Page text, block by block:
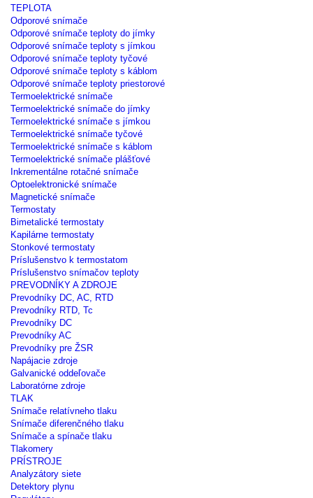
TEPLOTA
Odporové snímače
Odporové snímače teploty do jímky
Odporové snímače teploty s jímkou
Odporové snímače teploty tyčové
Odporové snímače teploty s káblom
Odporové snímače teploty priestorové
Termoelektrické snímače
Termoelektrické snímače do jímky
Termoelektrické snímače s jímkou
Termoelektrické snímače tyčové
Termoelektrické snímače s káblom
Termoelektrické snímače plášťové
Inkrementálne rotačné snímače
Optoelektronické snímače
Magnetické snímače
Termostaty
Bimetalické termostaty
Kapilárne termostaty
Stonkové termostaty
Príslušenstvo k termostatom
Príslušenstvo snímačov teploty
PREVODNÍKY A ZDROJE
Prevodníky DC, AC, RTD
Prevodníky RTD, Tc
Prevodníky DC
Prevodníky AC
Prevodníky pre ŽSR
Napájacie zdroje
Galvanické oddeľovače
Laboratórne zdroje
TLAK
Snímače relatívneho tlaku
Snímače diferenčného tlaku
Snímače a spínače tlaku
Tlakomery
PRÍSTROJE
Analyzátory siete
Detektory plynu